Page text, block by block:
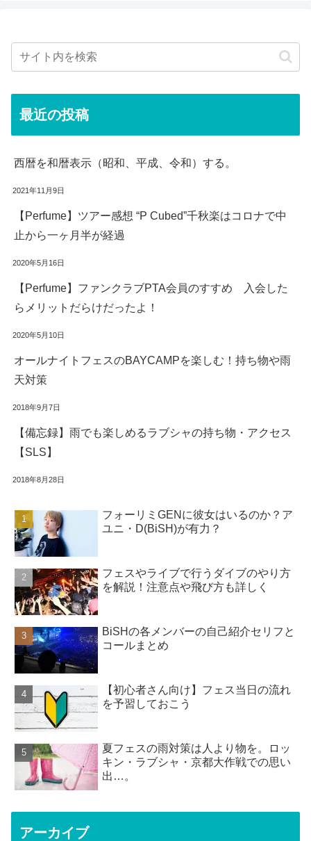
最近の投稿
西暦を和暦表示（昭和、平成、令和）する。
2021年11月9日
【Perfume】ツアー感想 “P Cubed”千秋楽はコロナで中
止から一ヶ月半が経過
2020年5月16日
【Perfume】ファンクラブPTA会員のすすめ 入会した
らメリットだらけだったよ！
2020年5月10日
オールナイトフェスのBAYCAMPを楽しむ！持ち物や雨
天対策
2018年9月7日
【備忘録】雨でも楽しめるラブシャの持ち物・アクセス
【SLS】
2018年8月28日
フォーリミGENに彼女はいるのか？ア
ユニ・D(BiSH)が有力？
フェスやライブで行うダイブのやり方
を解説！注意点や飛び方も詳しく
BiSHの各メンバーの自己紹介セリフと
コールまとめ
【初心者さん向け】フェス当日の流れ
を予習しておこう
夏フェスの雨対策は人より物を。ロッ
キン・ラブシャ・京都大作戦での思い
出…。
アーカイブ